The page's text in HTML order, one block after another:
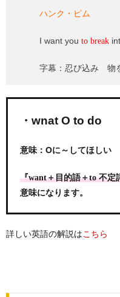
ハンク・ピム
I want you to break
字幕：忍び込み 物
・wnat O to do
意味：Oに～してほしい
『want＋目的語＋to 不定
意味になります。
詳しい英語の解説は こちら